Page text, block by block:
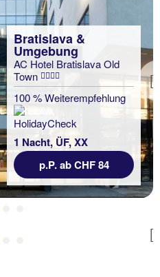
Bratislava &
Umgebung
AC Hotel Bratislava Old
Town
100 % Weiterempfehlung
1 Nacht, ÜF, XX
p.P. ab CHF 84